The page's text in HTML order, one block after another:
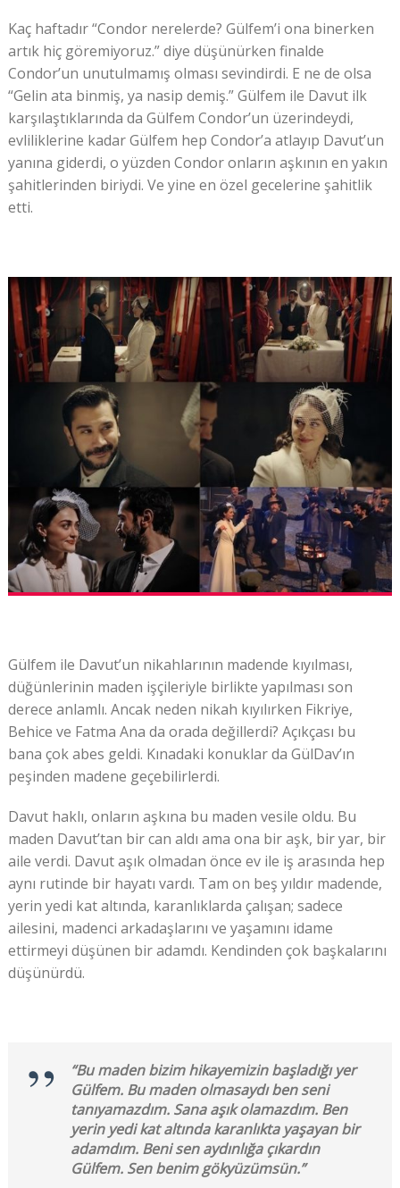
Kaç haftadır “Condor nerelerde? Gülfem’i ona binerken
artık hiç göremiyoruz.” diye düşünürken finalde
Condor’un unutulmamış olması sevindirdi. E ne de olsa
“Gelin ata binmiş, ya nasip demiş.” Gülfem ile Davut ilk
karşılaştıklarında da Gülfem Condor’un üzerindeydi,
evliliklerine kadar Gülfem hep Condor’a atlayıp Davut’un
yanına giderdi, o yüzden Condor onların aşkının en yakın
şahitlerinden biriydi. Ve yine en özel gecelerine şahitlik
etti.
Gülfem ile Davut’un nikahlarının madende kıyılması,
düğünlerinin maden işçileriyle birlikte yapılması son
derece anlamlı. Ancak neden nikah kıyılırken Fikriye,
Behice ve Fatma Ana da orada değillerdi? Açıkçası bu
bana çok abes geldi. Kınadaki konuklar da GülDav’ın
peşinden madene geçebilirlerdi.
Davut haklı, onların aşkına bu maden vesile oldu. Bu
maden Davut’tan bir can aldı ama ona bir aşk, bir yar, bir
aile verdi. Davut aşık olmadan önce ev ile iş arasında hep
aynı rutinde bir hayatı vardı. Tam on beş yıldır madende,
yerin yedi kat altında, karanlıklarda çalışan; sadece
ailesini, madenci arkadaşlarını ve yaşamını idame
ettirmeyi düşünen bir adamdı. Kendinden çok başkalarını
düşünürdü.
“Bu maden bizim hikayemizin başladığı yer
Gülfem. Bu maden olmasaydı ben seni
tanıyamazdım. Sana aşık olamazdım. Ben
yerin yedi kat altında karanlıkta yaşayan bir
adamdım. Beni sen aydınlığa çıkardın
Gülfem. Sen benim gökyüzümsün.”